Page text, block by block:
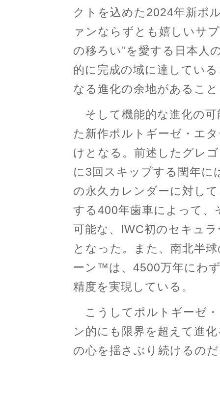
クトを込めた2024年新ポ
ァンならずとも嬉しいサ
の移ろい”を愛する日本人
的に完成の域に達してい
なる進化の余地があるこ
そして機能的な進化の可
た新作ポルトギーゼ・エ
けとなる。前述したグレ
に3回スキップする閏年に
の永久カレンダーに対し
する400年歯車によって、
可能な、IWC初のセキュ
となった。また、南北半
ーン™は、4500万年にわ
精度を実現している。
こうしてポルトギーゼ
ン的にも限界を超えて進
の心を揺さぶり続けるの